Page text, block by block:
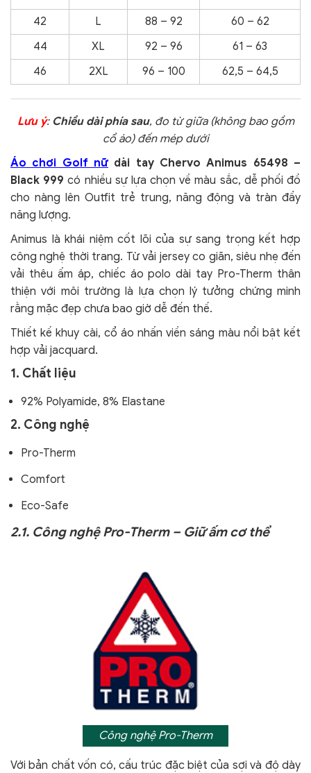
42
L 88 – 92
60 – 62
44
XL 92 – 96
61 – 63
46
2XL 96 – 100 62,5 – 64,5
Lưu ý: Chiều dài phía sau, đo từ giữa (không bao gồm
cổ áo) đến mép dưới
Áo chơi Golf nữ dài tay Chervo Animus 65498 –
Black 999 có nhiều sự lựa chọn về màu sắc, dễ phối đồ
cho nàng lên Outfit trẻ trung, năng động và tràn đầy
năng lượng.
Animus là khái niệm cốt lõi của sự sang trọng kết hợp
công nghệ thời trang. Từ vải jersey co giãn, siêu nhẹ đến
vải thêu ấm áp, chiếc áo polo dài tay Pro-Therm thân
thiện với môi trường là lựa chọn lý tưởng chứng minh
rằng mặc đẹp chưa bao giờ dễ đến thế.
Thiết kế khuy cài, cổ áo nhấn viền sáng màu nổi bật kết
hợp vải jacquard.
1. Chất liệu
92% Polyamide, 8% Elastane
2. Công nghệ
Pro-Therm
Comfort
Eco-Safe
2.1. Công nghệ Pro-Therm – Giữ ấm cơ thể
Công nghệ Pro-Therm
Với bản chất vốn có, cấu trúc đặc biệt của sợi và độ dày